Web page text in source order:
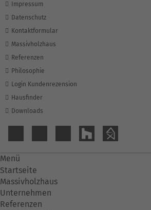
Impressum
Datenschutz
Kontaktformular
Massivholzhaus
Referenzen
Philosophie
Login Kundenrezension
Hausfinder
Downloads
Menü
Startseite
Massivholzhaus
Unternehmen
Referenzen